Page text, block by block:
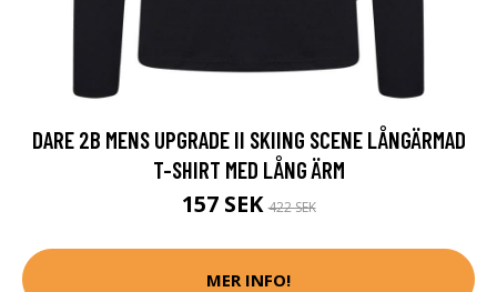
DARE 2B MENS UPGRADE II SKIING SCENE LÅNGÄRMAD
T-SHIRT MED LÅNG ÄRM
157 SEK422 SEK
MER INFO!